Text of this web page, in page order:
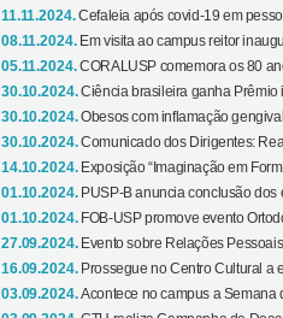
11.11.2024.Cefaleia após covid-19 em
08.11.2024. Em visita ao campus reitor
05.11.2024.CORALUSP comemora os 80
30.10.2024.Ciência brasileira ganha Prêmio
30.10.2024.Obesos com inflamação
30.10.2024.Comunicado dos Dirigentes:
14.10.2024. Exposição “Imaginação em
01.10.2024. PUSP-B anuncia conclusão dos
01.10.2024. FOB-USP promove evento
27.09.2024. Evento sobre Relações
16.09.2024. Prossegue no Centro Cultural a
03.09.2024.Acontece no campus a Semana